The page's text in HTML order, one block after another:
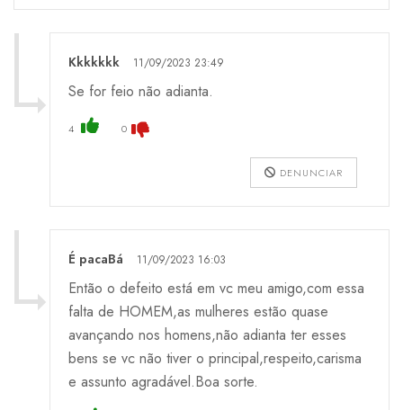
Kkkkkkk 11/09/2023 23:49
Se for feio não adianta.
4 0
DENUNCIAR
É pacaBá 11/09/2023 16:03
Então o defeito está em vc meu amigo,com essa
falta de HOMEM,as mulheres estão quase
avançando nos homens,não adianta ter esses
bens se vc não tiver o principal,respeito,carisma
e assunto agradável.Boa sorte.